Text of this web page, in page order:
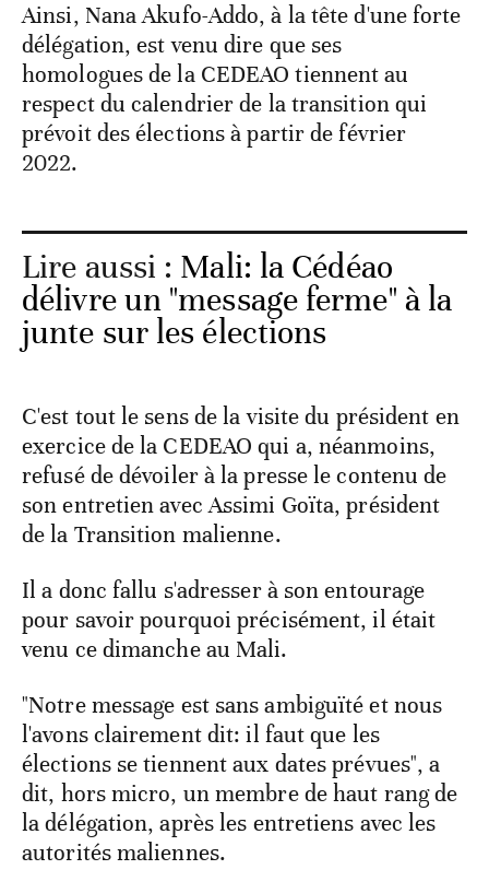
Ainsi, Nana Akufo-Addo, à la tête d'une forte
délégation, est venu dire que ses
homologues de la CEDEAO tiennent au
respect du calendrier de la transition qui
prévoit des élections à partir de février
2022.
Lire aussi : Mali: la Cédéao
délivre un "message ferme" à la
junte sur les élections
C'est tout le sens de la visite du président en
exercice de la CEDEAO qui a, néanmoins,
refusé de dévoiler à la presse le contenu de
son entretien avec Assimi Goïta, président
de la Transition malienne.
Il a donc fallu s'adresser à son entourage
pour savoir pourquoi précisément, il était
venu ce dimanche au Mali.
"Notre message est sans ambiguïté et nous
l'avons clairement dit: il faut que les
élections se tiennent aux dates prévues", a
dit, hors micro, un membre de haut rang de
la délégation, après les entretiens avec les
autorités maliennes.